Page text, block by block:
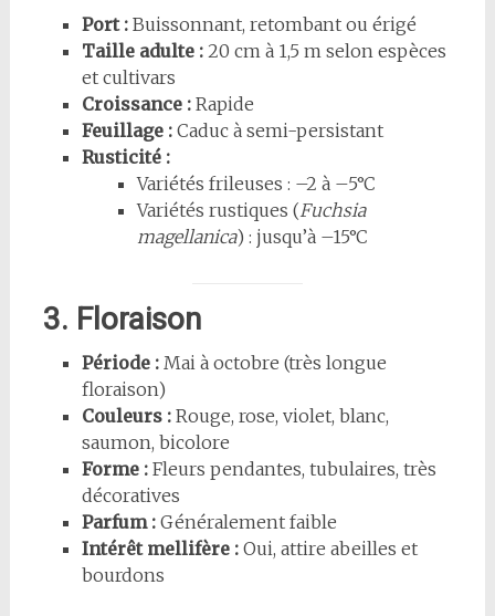
Port :Buissonnant, retombant ou érigé
Taille adulte :20 cm à 1,5 m selon espèces
et cultivars
Croissance :Rapide
Feuillage :Caduc à semi-persistant
Rusticité :
Variétés frileuses : –2 à –5°C
Variétés rustiques (Fuchsia
magellanica) : jusqu’à –15°C
3. Floraison
Période :Mai à octobre (très longue
floraison)
Couleurs :Rouge, rose, violet, blanc,
saumon, bicolore
Forme :Fleurs pendantes, tubulaires, très
décoratives
Parfum :Généralement faible
Intérêt mellifère :Oui, attire abeilles et
bourdons